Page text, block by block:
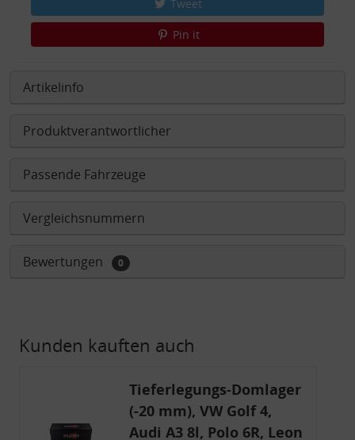
Tweet
Pin it
Artikelinfo
Produktverantwortlicher
Passende Fahrzeuge
Vergleichsnummern
Bewertungen 0
Kunden kauften auch
Tieferlegungs-Domlager
(-20 mm), VW Golf 4,
Audi A3 8l, Polo 6R, Leon